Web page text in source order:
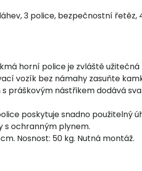
3 police, bezpečnostní řetěz,
horní police je zvláště
vozík bez námahy zasuňte
práškovým nástřikem dodává
poskytuje snadno použitelný
ochranným plynem.
Nosnost: 50 kg. Nutná montáž.